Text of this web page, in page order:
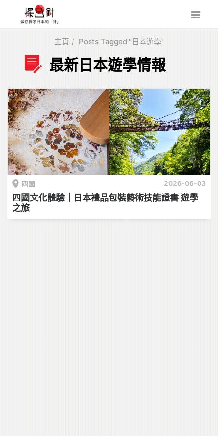
四國
人氣目的地
本地情報
東瀛特集
旅遊商品
Search
for:
主頁 Posts Tagged "日本遊學"
最新日本遊學情報
四國 2026-06-03
四國文化體驗｜日本禮品包裝藝術技能證書 遊學
之旅